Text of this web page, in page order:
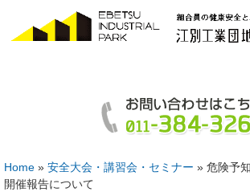
Home » 安全大会・講習会・セミナー » 危険予
開催報告について